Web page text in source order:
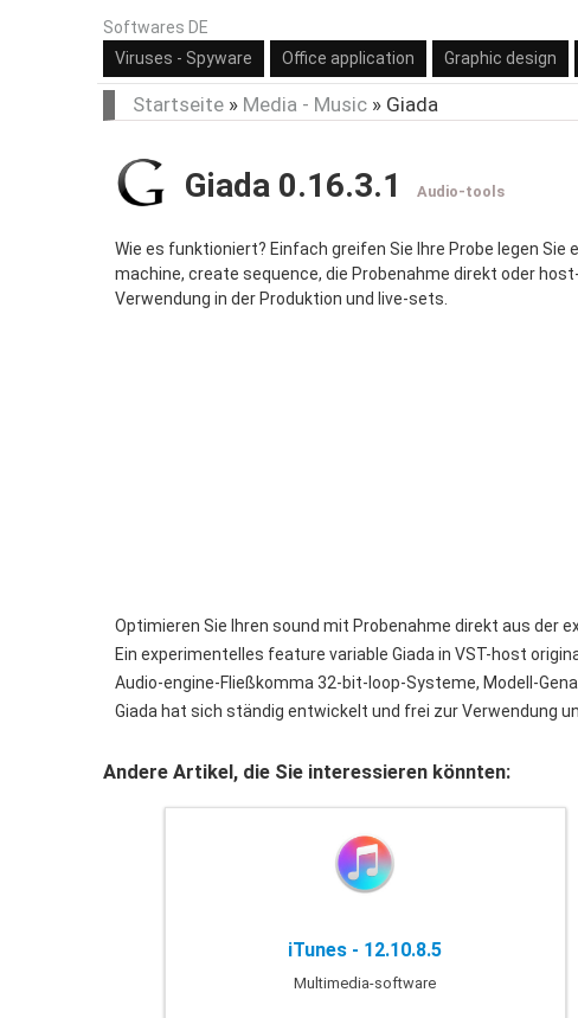
Softwares DE
Viruses - Spyware
Office application Graphic design
Startseite » Media - Music » Giada
Giada 0.16.3.1 Audio-tools
Wie es funktioniert? Einfach greifen Sie Ihre Probe legen
machine, create sequence, die Probenahme direkt oder
Verwendung in der Produktion und live-sets.
Optimieren Sie Ihren sound mit Probenahme direkt aus der
Ein experimentelles feature variable Giada in VST-host
Audio-engine-Fließkomma 32-bit-loop-Systeme, Modell-
Giada hat sich ständig entwickelt und frei zur Verwendung
Andere Artikel, die Sie interessieren könnten:
iTunes - 12.10.8.5
Multimedia-software